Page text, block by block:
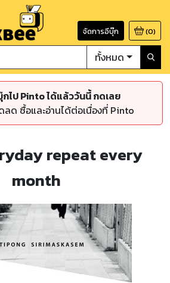
จัดการอีบุ๊ก (0)
ทั้งหมด
กไป Pinto ได้แล้ววันนี้ กดเลย
ลด ซื้อและอ่านได้ต่อเนื่องที่ Pinto
repeat every
month